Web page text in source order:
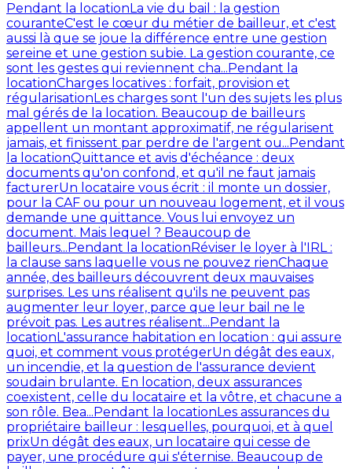
Pendant la locationLa vie du bail : la gestion
couranteC'est le cœur du métier de bailleur, et c'est
aussi là que se joue la différence entre une gestion
sereine et une gestion subie. La gestion courante, ce
sont les gestes qui reviennent cha...Pendant la
locationCharges locatives : forfait, provision et
régularisationLes charges sont l'un des sujets les plus
mal gérés de la location. Beaucoup de bailleurs
appellent un montant approximatif, ne régularisent
jamais, et finissent par perdre de l'argent ou...Pendant
la locationQuittance et avis d'échéance : deux
documents qu'on confond, et qu'il ne faut jamais
facturerUn locataire vous écrit : il monte un dossier,
pour la CAF ou pour un nouveau logement, et il vous
demande une quittance. Vous lui envoyez un
document. Mais lequel ? Beaucoup de
bailleurs...Pendant la locationRéviser le loyer à l'IRL :
la clause sans laquelle vous ne pouvez rienChaque
année, des bailleurs découvrent deux mauvaises
surprises. Les uns réalisent qu'ils ne peuvent pas
augmenter leur loyer, parce que leur bail ne le
prévoit pas. Les autres réalisent...Pendant la
locationL'assurance habitation en location : qui assure
quoi, et comment vous protégerUn dégât des eaux,
un incendie, et la question de l'assurance devient
soudain brulante. En location, deux assurances
coexistent, celle du locataire et la vôtre, et chacune a
son rôle. Bea...Pendant la locationLes assurances du
propriétaire bailleur : lesquelles, pourquoi, et à quel
prixUn dégât des eaux, un locataire qui cesse de
payer, une procédure qui s'éternise. Beaucoup de